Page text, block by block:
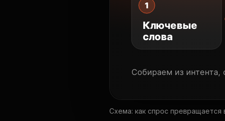
Схема: как спрос превращается